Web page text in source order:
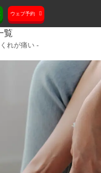
ウェブ予約
覧
れが痛い